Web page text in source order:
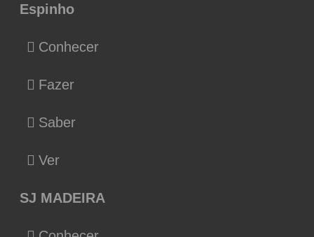
Espinho
Conhecer
Fazer
Saber
Ver
SJ MADEIRA